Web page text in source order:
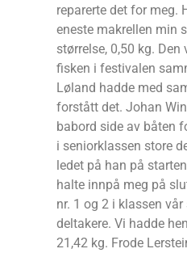
reparerte det for meg.
eneste makrellen min
størrelse, 0,50 kg.
fisken i festivalen
Løland hadde med
forstått det. Johan
babord side av båten
i seniorklassen store
ledet på han på
halte innpå meg på
nr. 1 og 2 i klassen
deltakere. Vi hadde
21,42 kg. Frode